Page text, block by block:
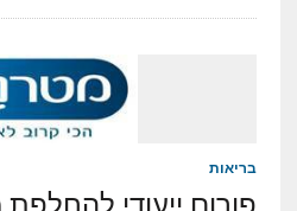
בריאות
פורום ייעודי